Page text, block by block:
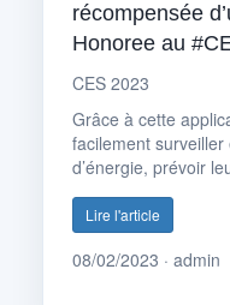
récompensée
Honoree au
CES 2023
Grâce à cette
facilement
d’énergie, prévoir
Lire l'article
08/02/2023 · admin